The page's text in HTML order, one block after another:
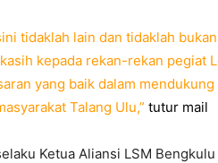
tidaklah lain dan tidaklah
kepada rekan-rekan pegiat
yang baik dalam
Talang Ulu,” tutur mail
Ketua Aliansi LSM